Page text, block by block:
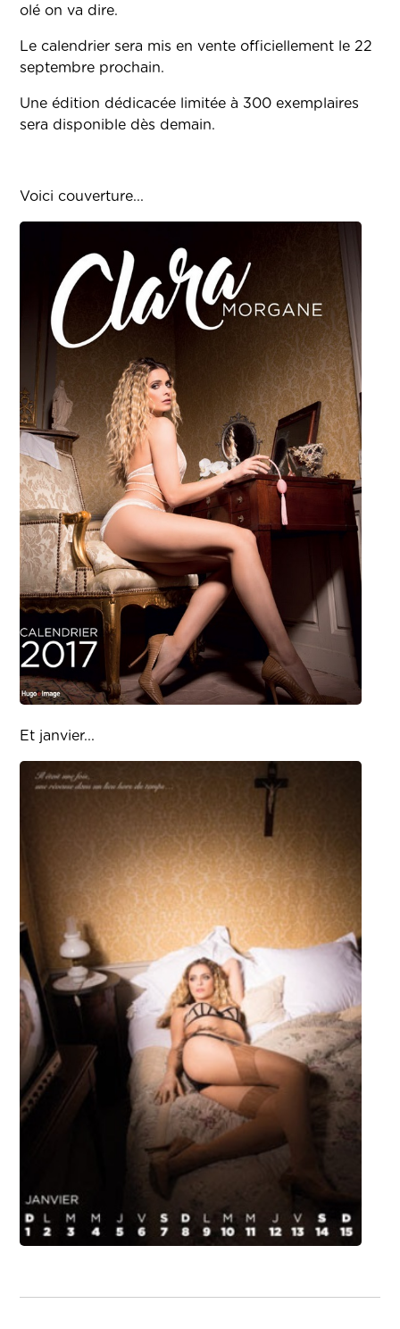
olé on va dire.
Le calendrier sera mis en vente officiellement le 22
septembre prochain.
Une édition dédicacée limitée à 300 exemplaires
sera disponible dès demain.
Voici couverture...
Et janvier...